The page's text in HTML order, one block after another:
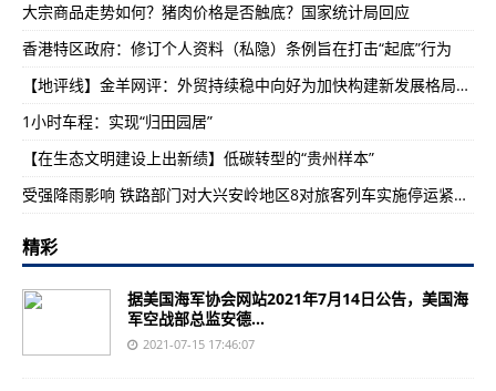
大宗商品走势如何？猪肉价格是否触底？国家统计局回应
香港特区政府：修订个人资料（私隐）条例旨在打击“起底”行为
【地评线】金羊网评：外贸持续稳中向好为加快构建新发展格局注入强大信心
1小时车程：实现“归田园居”
【在生态文明建设上出新绩】低碳转型的“贵州样本”
受强降雨影响 铁路部门对大兴安岭地区8对旅客列车实施停运紧急避险
精彩
据美国海军协会网站2021年7月14日公告，美国海
军空战部总监安德...
2021-07-15 17:46:07